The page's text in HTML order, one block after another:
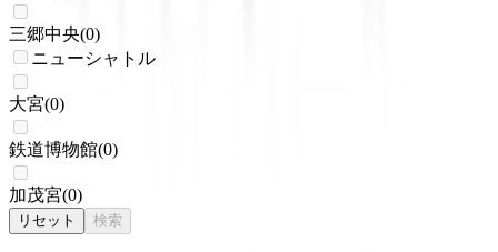
三郷中央(0)
ニューシャトル
大宮(0)
鉄道博物館(0)
加茂宮(0)
リセット 検索